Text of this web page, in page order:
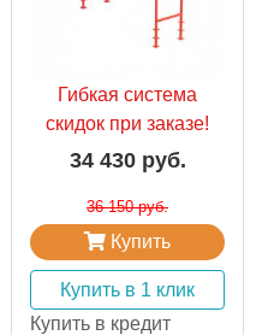
Гибкая система
скидок при заказе!
34 430 руб.
36 150 руб.
Купить
Купить в 1 клик
Купить в кредит